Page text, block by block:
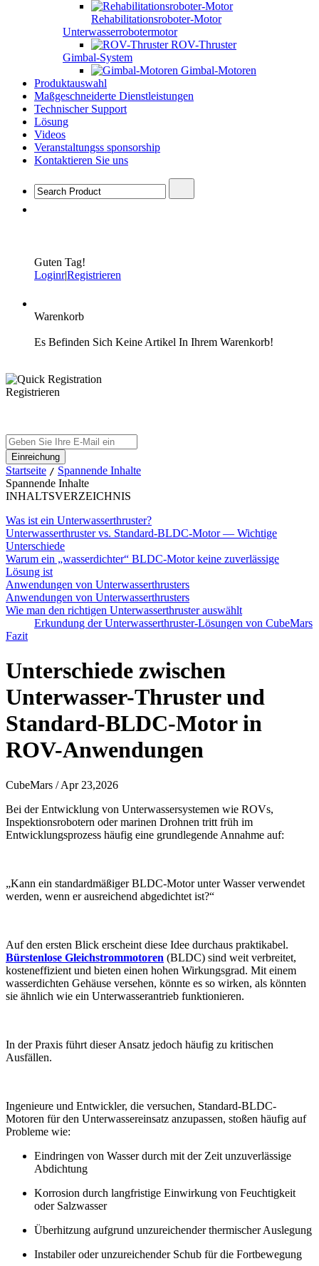
Rehabilitationsroboter-Motor
Unterwasserrobotermotor
ROV-Thruster
Gimbal-System
Gimbal-Motoren
Produktauswahl
Maßgeschneiderte Dienstleistungen
Technischer Support
Lösung
Videos
Veranstaltungss sponsorship
Kontaktieren Sie uns
Guten Tag!
Loginr|Registrieren
Warenkorb
Es Befinden Sich Keine Artikel In Ihrem Warenkorb!
Registrieren
Startseite / Spannende Inhalte
Spannende Inhalte
INHALTSVERZEICHNIS
Was ist ein Unterwasserthruster?
Unterwasserthruster vs. Standard-BLDC-Motor — Wichtige
Unterschiede
Warum ein „wasserdichter“ BLDC-Motor keine zuverlässige
Lösung ist
Anwendungen von Unterwasserthrusters
Anwendungen von Unterwasserthrusters
Wie man den richtigen Unterwasserthruster auswählt
Erkundung der Unterwasserthruster-Lösungen von CubeMars
Fazit
Unterschiede zwischen
Unterwasser-Thruster und
Standard-BLDC-Motor in
ROV-Anwendungen
CubeMars / Apr 23,2026
Bei der Entwicklung von Unterwassersystemen wie ROVs,
Inspektionsrobotern oder marinen Drohnen tritt früh im
Entwicklungsprozess häufig eine grundlegende Annahme auf:
„Kann ein standardmäßiger BLDC-Motor unter Wasser verwendet
werden, wenn er ausreichend abgedichtet ist?“
Auf den ersten Blick erscheint diese Idee durchaus praktikabel.
Bürstenlose Gleichstrommotoren (BLDC) sind weit verbreitet,
kosteneffizient und bieten einen hohen Wirkungsgrad. Mit einem
wasserdichten Gehäuse versehen, könnte es so wirken, als könnten
sie ähnlich wie ein Unterwasserantrieb funktionieren.
In der Praxis führt dieser Ansatz jedoch häufig zu kritischen
Ausfällen.
Ingenieure und Entwickler, die versuchen, Standard-BLDC-
Motoren für den Unterwassereinsatz anzupassen, stoßen häufig auf
Probleme wie:
Eindringen von Wasser durch mit der Zeit unzuverlässige
Abdichtung
Korrosion durch langfristige Einwirkung von Feuchtigkeit
oder Salzwasser
Überhitzung aufgrund unzureichender thermischer Auslegung
Instabiler oder unzureichender Schub für die Fortbewegung